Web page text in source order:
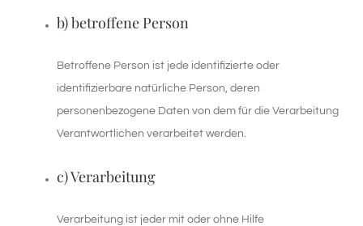
b) betroffene Person
Betroffene Person ist jede identifizierte oder
identifizierbare natürliche Person, deren
personenbezogene Daten von dem für die Verarbeitung
Verantwortlichen verarbeitet werden.
c) Verarbeitung
Verarbeitung ist jeder mit oder ohne Hilfe